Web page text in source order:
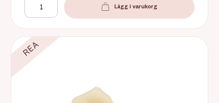
Lägg i varukorg
REA